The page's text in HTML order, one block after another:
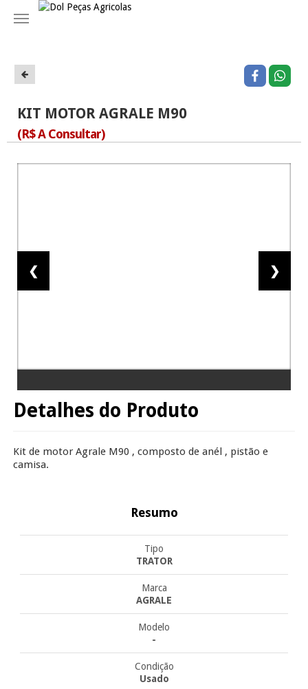
Navegação
KIT MOTOR AGRALE M90
(R$ A Consultar)
❮ ❯
Detalhes do Produto
Kit de motor Agrale M90 , composto de anél , pistão e
camisa.
Resumo
Tipo
TRATOR
Marca
AGRALE
Modelo
-
Condição
Usado